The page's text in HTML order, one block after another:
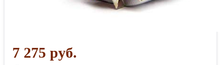
7 275 руб.